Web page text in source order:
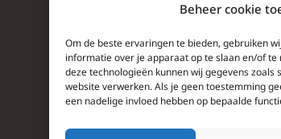
Beheer cookie
Om de beste ervaringen te bieden, gebruiken
informatie over je apparaat op te slaan en/of
deze technologieën kunnen wij gegevens
website verwerken. Als je geen toestemming
een nadelige invloed hebben op bepaalde